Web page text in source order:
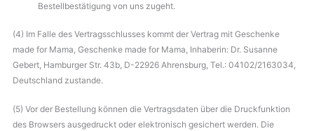
Bestellbestätigung von uns zugeht.
(4) Im Falle des Vertragsschlusses kommt der Vertrag mit Geschenke
made for Mama, Geschenke made for Mama, Inhaberin: Dr. Susanne
Gebert, Hamburger Str. 43b, D-22926 Ahrensburg, Tel.: 04102/2163034,
Deutschland zustande.
(5) Vor der Bestellung können die Vertragsdaten über die Druckfunktion
des Browsers ausgedruckt oder elektronisch gesichert werden. Die